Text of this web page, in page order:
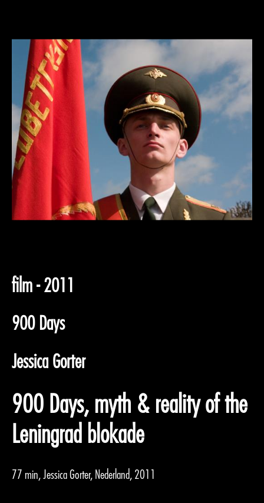
film - 2011
900 Days
Jessica Gorter
900 Days, myth & reality of the
Leningrad blokade
77 min, Jessica Gorter, Nederland, 2011